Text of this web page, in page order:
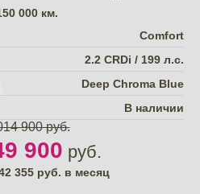
000 км.
Comfort
2.2 CRDi / 199 л.с.
Deep Chroma Blue
В наличии
900 руб.
900 руб.
355 руб. в месяц